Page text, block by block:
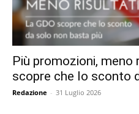
Più promozioni, meno
scopre che lo sconto
Redazione - 31 Luglio 2026